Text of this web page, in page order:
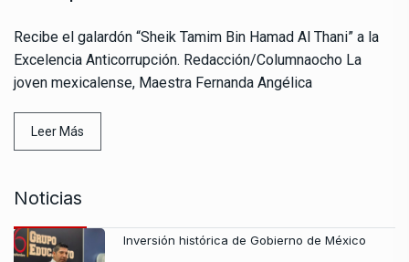
Recibe el galardón “Sheik Tamim Bin Hamad Al Thani” a la
Excelencia Anticorrupción. Redacción/Columnaocho La
joven mexicalense, Maestra Fernanda Angélica
Leer Más
Noticias
Inversión histórica de Gobierno de México